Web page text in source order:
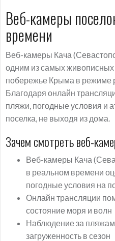
Веб-камеры
времени
Веб-камеры Кача
одним из самых
побережье Крыма в режиме
Благодаря онлайн
пляжи, погодные условия и
поселка, не выходя из дома.
Зачем смотреть веб-
Веб-камеры Кача
в реальном времени
погодные условия на
Онлайн трансляции
состояние моря и волн
Наблюдение за
загруженность в сезон